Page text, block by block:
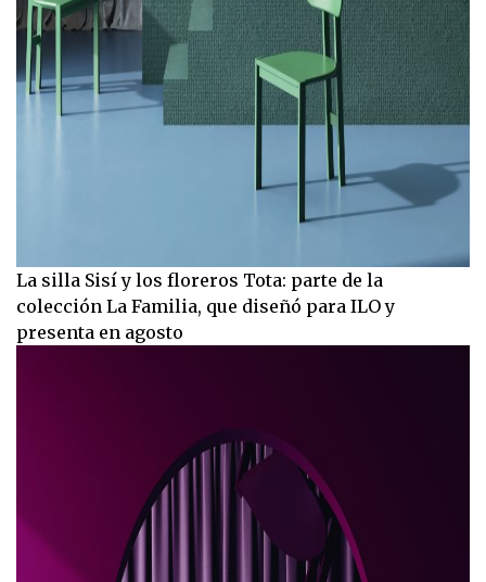
La silla Sisí y los floreros Tota: parte de la
colección La Familia, que diseñó para ILO y
presenta en agosto